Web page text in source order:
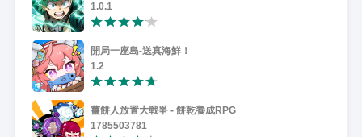
1.0.1
開局一座島-送真海鮮！
1.2
薑餅人放置大戰爭 - 餅乾養成RPG
1785503781